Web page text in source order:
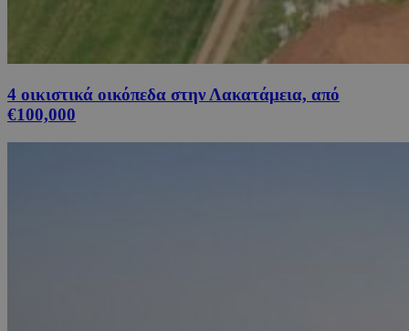
4 οικιστικά οικόπεδα στην Λακατάμεια, από
€100,000